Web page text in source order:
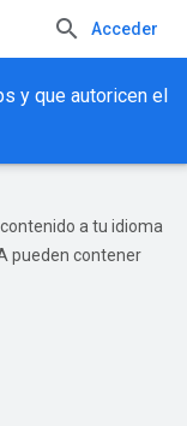
Acceder
y que autoricen el
a tu idioma
pueden contener